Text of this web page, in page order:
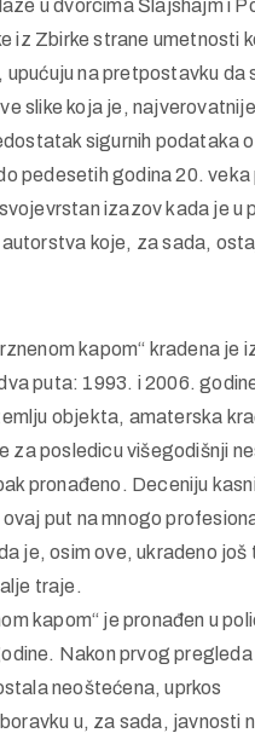
gravire Jana van Vlita (J.
Među njih mogu da se
u dvorcima Šlajshajm i
iz Zbirke strane umetnosti
na pretpostavku da
slike koja je,
sigurnih podataka
pedesetih godina 20.
izazov kada je u
kapom“ kradena je
puta: 1993. i 2006.
objekta, amaterska
za posledicu višegodišnji
pronađeno. Deceniju
put na mnogo
je, osim ove, ukradeno još
traje.
kapom“ je pronađen u
Nakon prvog pregleda